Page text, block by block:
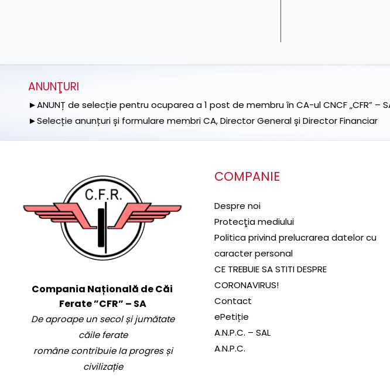
ANUNŢURI
►ANUNȚ de selecție pentru ocuparea a 1 post de membru în CA-ul CNCF „CFR” –
►Selecție anunțuri și formulare membri CA, Director General și Director Financiar
Compania Națională de Căi
Ferate ”CFR” – SA
De aproape un secol și jumătate
căile ferate
române contribuie la progres și
civilizație
COMPANIE
Despre noi
Protecţia mediului
Politica privind prelucrarea datelor cu
caracter personal
CE TREBUIE SA STITI DESPRE
CORONAVIRUS!
Contact
ePetiție
A.N.P.C. – SAL
A.N.P.C.